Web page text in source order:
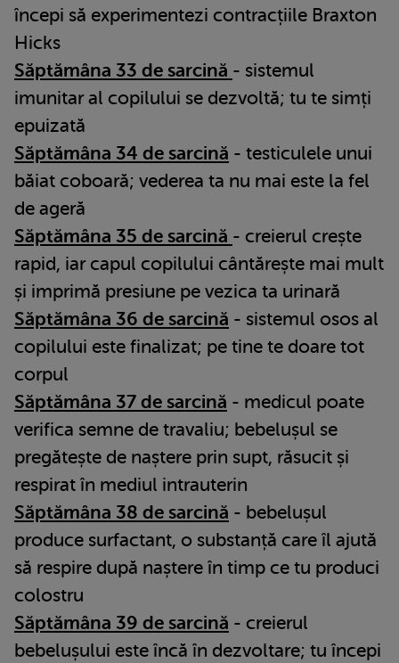
începi să experimentezi contracțiile Braxton
Hicks
Săptămâna 33 de sarcină - sistemul
imunitar al copilului se dezvoltă; tu te simți
epuizată
Săptămâna 34 de sarcină - testiculele unui
băiat coboară; vederea ta nu mai este la fel
de ageră
Săptămâna 35 de sarcină - creierul crește
rapid, iar capul copilului cântărește mai mult
și imprimă presiune pe vezica ta urinară
Săptămâna 36 de sarcină - sistemul osos al
copilului este finalizat; pe tine te doare tot
corpul
Săptămâna 37 de sarcină - medicul poate
verifica semne de travaliu; bebelușul se
pregătește de naștere prin supt, răsucit și
respirat în mediul intrauterin
Săptămâna 38 de sarcină - bebelușul
produce surfactant, o substanță care îl ajută
să respire după naștere în timp ce tu produci
colostru
Săptămâna 39 de sarcină - creierul
bebelușului este încă în dezvoltare; tu începi